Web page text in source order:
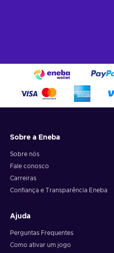
Sobre a Eneba
Sobre nós
Fale conosco
Carreiras
Confiança e Transparência Eneba
Ajuda
Perguntas Frequentes
Como ativar um jogo